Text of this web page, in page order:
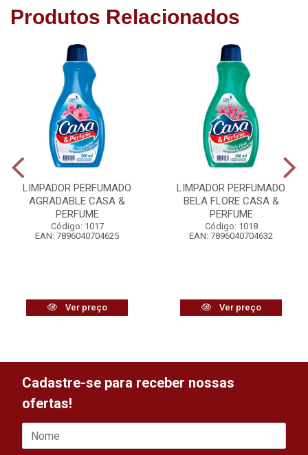
Produtos Relacionados
LIMPADOR PERFUMADO
AGRADABLE CASA &
PERFUME
Código: 1017
EAN: 7896040704625
Ver preço
LIMPADOR PERFUMADO
BELA FLORE CASA &
PERFUME
Código: 1018
EAN: 7896040704632
Ver preço
Cadastre-se para receber nossas
ofertas!